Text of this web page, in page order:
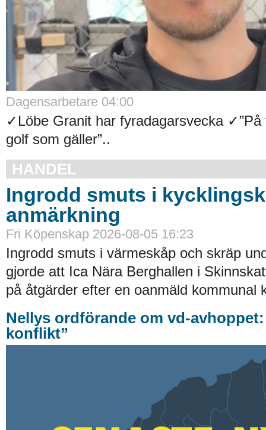
Dagensarbetare 04:00
✓Löbe Granit har fyradagarsvecka ✓”På
golf som gäller”..
HANDEL
Ingrodd smuts i
anmärkning
Fri Köpenskap 2026-08-05 16:23
Ingrodd smuts i värmeskåp och skräp
gjorde att Ica Nära Berghallen i
på åtgärder efter en oanmäld kommunal
Nellys ordförande om vd-
konflikt”